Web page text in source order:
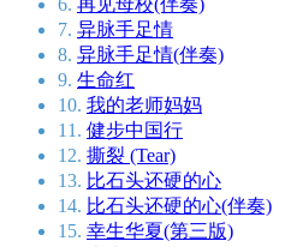
6. 再见母校(伴奏)
7. 异脉手足情
8. 异脉手足情(伴奏)
9. 生命红
10. 我的老师妈妈
11. 健步中国行
12. 撕裂 (Tear)
13. 比石头还硬的心
14. 比石头还硬的心(伴奏)
15. 幸生华夏(第三版)